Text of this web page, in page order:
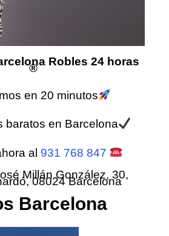
Robles 24 horas
®
en 20 minutos
baratos en Barcelona
al 931 768 847
Millán González, 30,
08024 Barcelona
Barcelona